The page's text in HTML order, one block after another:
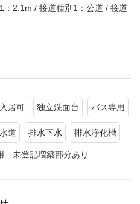
2.1m / 接道種別1：公道 / 接道
居可 独立洗面台 バス専用
道 排水下水 排水浄化槽
未登記増築部分あり